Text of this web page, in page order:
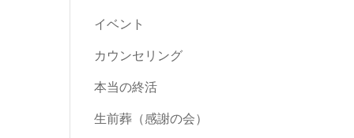
イベント
カウンセリング
本当の終活
生前葬（感謝の会）